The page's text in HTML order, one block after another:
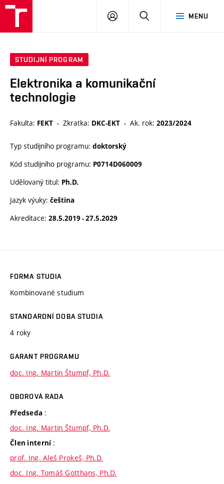
MENU
PŘIHLÁSIT
STUDIJNÍ PROGRAM
Elektronika a komunikační
technologie
Fakulta: FEKT Zkratka: DKC-EKT Ak. rok: 2023/2024
Typ studijního programu: doktorský
Kód studijního programu: P0714D060009
Udělovaný titul: Ph.D.
Jazyk výuky: čeština
Akreditace: 28.5.2019 - 27.5.2029
FORMA STUDIA
Kombinované studium
STANDARDNÍ DOBA STUDIA
4 roky
GARANT PROGRAMU
doc. Ing. Martin Štumpf, Ph.D.
OBOROVÁ RADA
Předseda :
doc. Ing. Martin Štumpf, Ph.D.
Člen interní :
prof. Ing. Aleš Prokeš, Ph.D.
doc. Ing. Tomáš Götthans, Ph.D.